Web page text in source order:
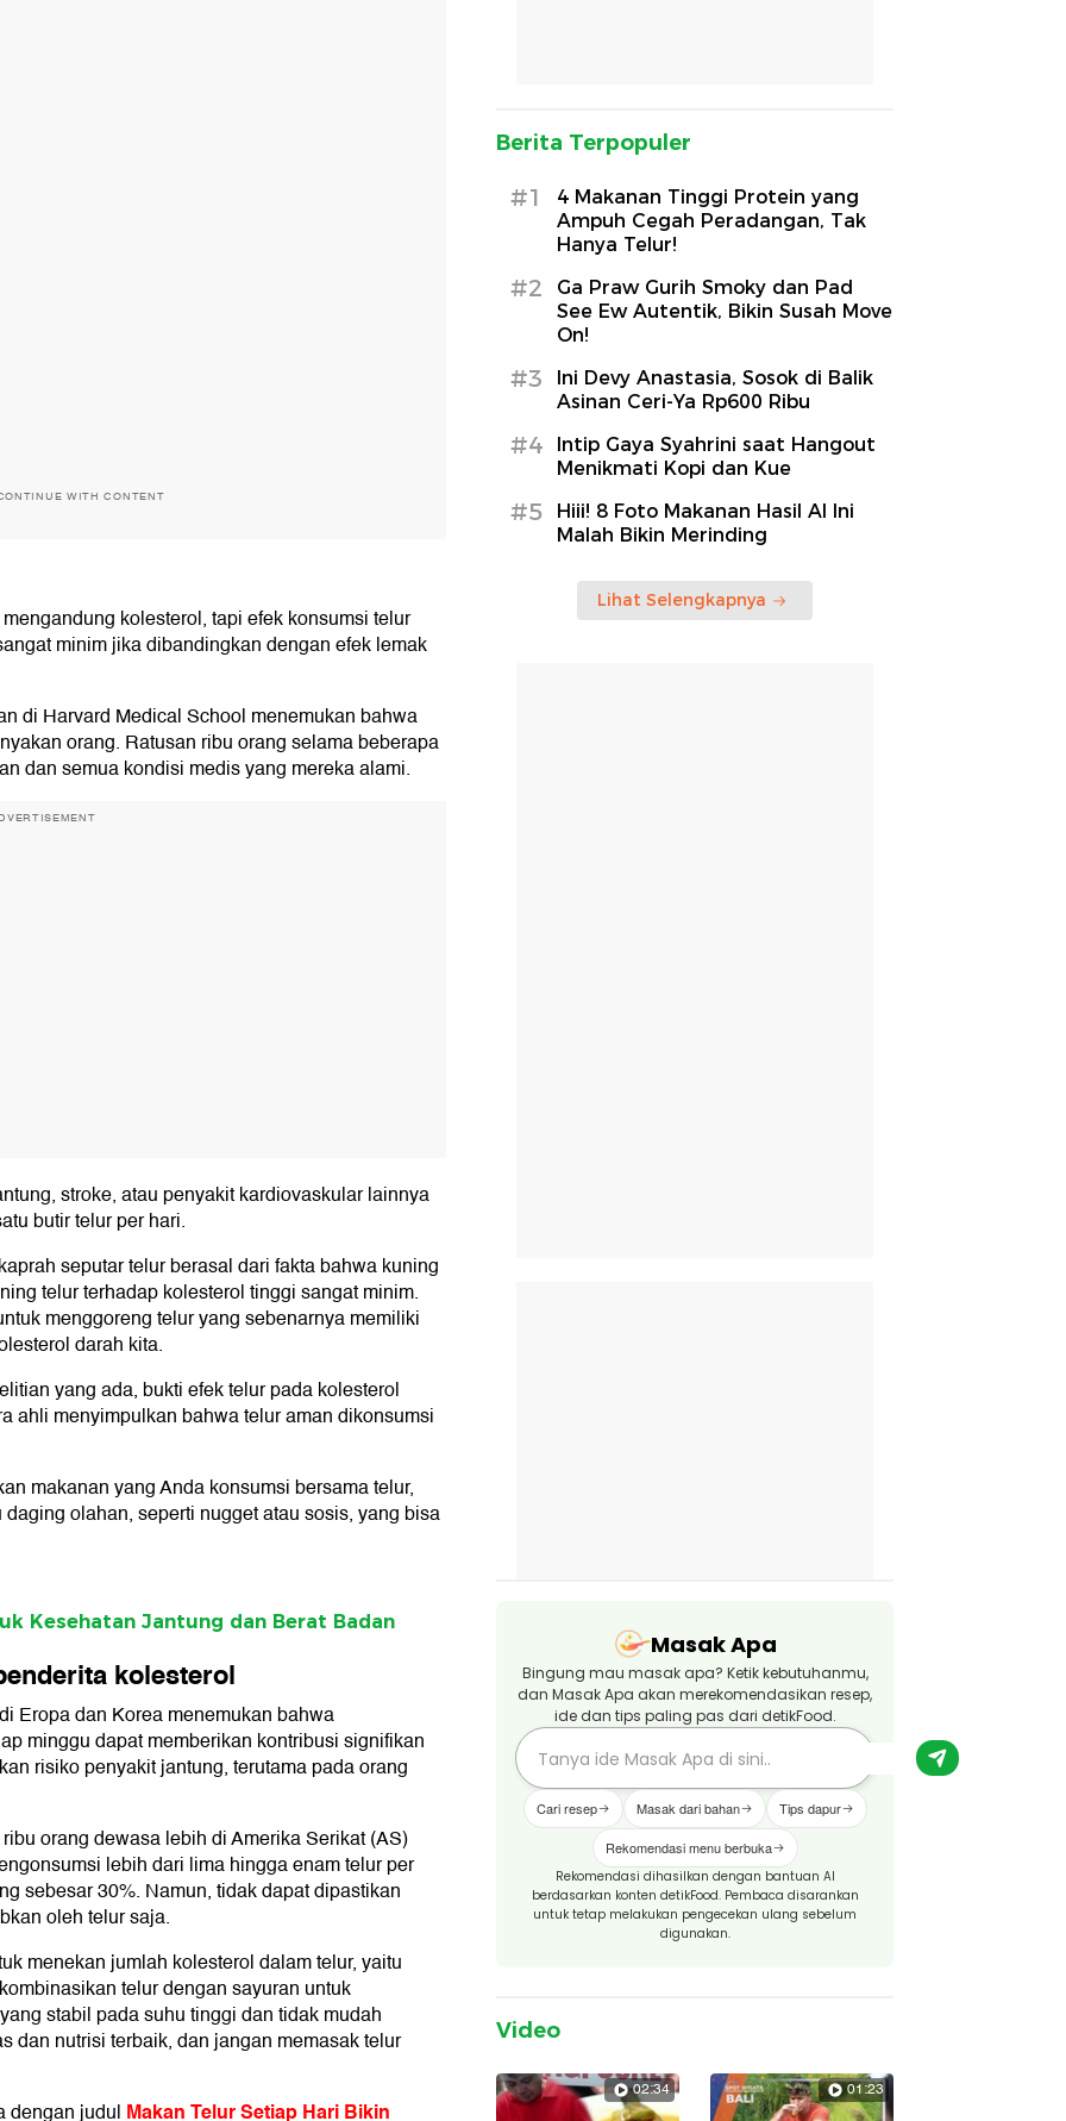
WITH CONTENT
kolesterol, tapi efek konsumsi telur
minim jika dibandingkan dengan efek lemak
di Harvard Medical School menemukan bahwa
orang. Ratusan ribu orang selama beberapa
dan semua kondisi medis yang mereka alami.
stroke, atau penyakit kardiovaskular lainnya
butir telur per hari.
seputar telur berasal dari fakta bahwa kuning
telur terhadap kolesterol tinggi sangat minim.
menggoreng telur yang sebenarnya memiliki
darah kita.
yang ada, bukti efek telur pada kolesterol
ahli menyimpulkan bahwa telur aman dikonsumsi
makanan yang Anda konsumsi bersama telur,
olahan, seperti nugget atau sosis, yang bisa
Kesehatan Jantung dan Berat Badan
kolesterol
Eropa dan Korea menemukan bahwa
minggu dapat memberikan kontribusi signifikan
risiko penyakit jantung, terutama pada orang
orang dewasa lebih di Amerika Serikat (AS)
lebih dari lima hingga enam telur per
sebesar 30%. Namun, tidak dapat dipastikan
oleh telur saja.
menekan jumlah kolesterol dalam telur, yaitu
telur dengan sayuran untuk
stabil pada suhu tinggi dan tidak mudah
dan nutrisi terbaik, dan jangan memasak telur
dengan judul Makan Telur Setiap Hari Bikin
Berita Terpopuler
#1
4 Makanan Tinggi Protein yang
Ampuh Cegah Peradangan, Tak
Hanya Telur!
#2
Ga Praw Gurih Smoky dan Pad
See Ew Autentik, Bikin Susah Move
On!
#3
Ini Devy Anastasia, Sosok di Balik
Asinan Ceri-Ya Rp600 Ribu
#4
Intip Gaya Syahrini saat Hangout
Menikmati Kopi dan Kue
#5
Hiii! 8 Foto Makanan Hasil AI Ini
Malah Bikin Merinding
Lihat Selengkapnya
Masak Apa
Bingung mau masak apa? Ketik kebutuhanmu,
dan Masak Apa akan merekomendasikan resep,
ide dan tips paling pas dari detikFood.
Cari resep Masak dari bahan Tips dapur
Rekomendasi menu berbuka
Rekomendasi dihasilkan dengan bantuan AI
berdasarkan konten detikFood. Pembaca disarankan
untuk tetap melakukan pengecekan ulang sebelum
digunakan.
Video
02:34 01:23